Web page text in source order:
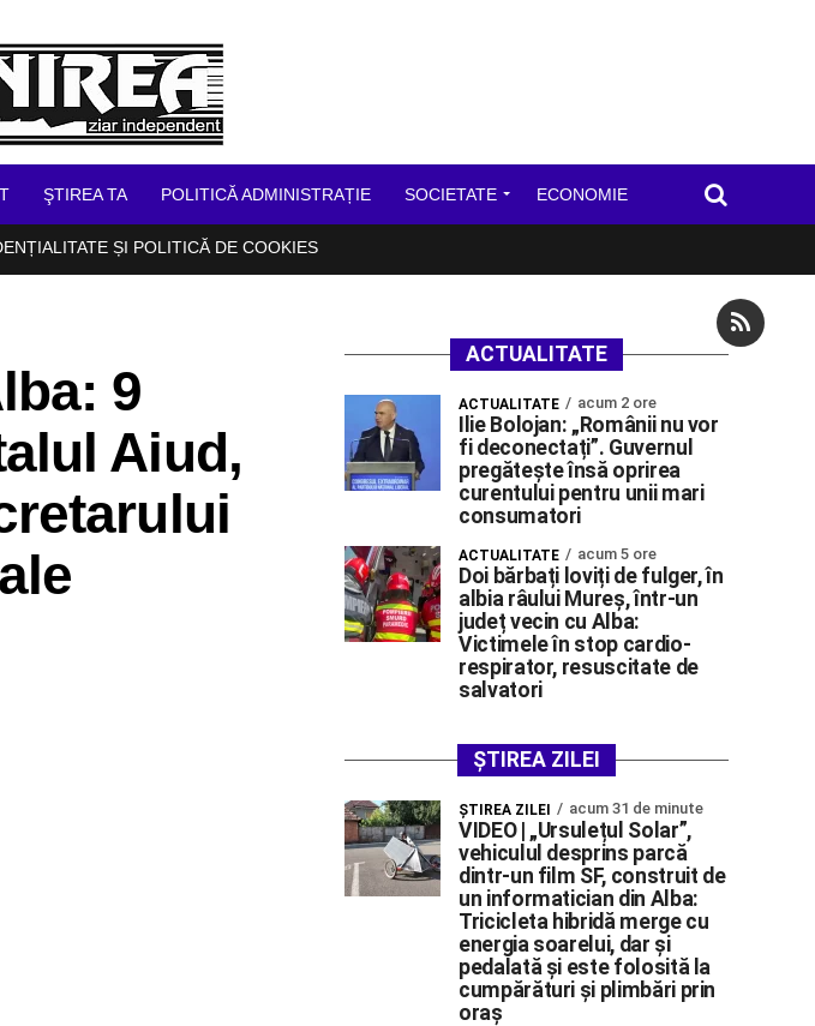
ŞTIREA TA POLITICĂ ADMINISTRAȚIE SOCIETATE ECONOMIE
ȘI POLITICĂ DE COOKIES
9
Aiud,
ACTUALITATE
ACTUALITATE acum 2 ore
Ilie Bolojan: „Românii nu vor
fi deconectați”. Guvernul
pregătește însă oprirea
curentului pentru unii mari
consumatori
ACTUALITATE acum 5 ore
Doi bărbați loviți de fulger, în
albia râului Mureș, într-un
județ vecin cu Alba:
Victimele în stop cardio-
respirator, resuscitate de
salvatori
ȘTIREA ZILEI
ŞTIREA ZILEI acum 31 de minute
VIDEO | „Ursulețul Solar”,
vehiculul desprins parcă
dintr-un film SF, construit de
un informatician din Alba:
Tricicleta hibridă merge cu
energia soarelui, dar și
pedalată și este folosită la
cumpărături și plimbări prin
oraș